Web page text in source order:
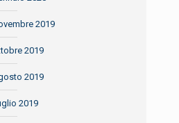
2019
2019
2019
2019